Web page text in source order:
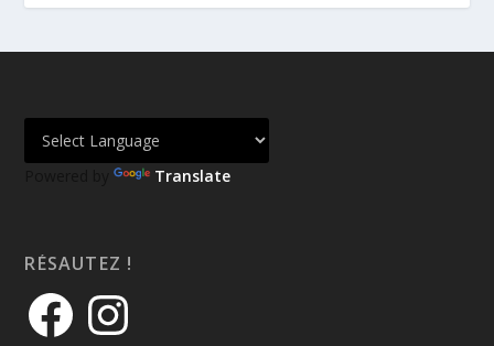
Powered by Translate
RÉSAUTEZ !